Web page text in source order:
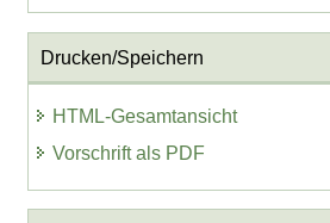
Drucken/Speichern
HTML-Gesamtansicht
Vorschrift als PDF